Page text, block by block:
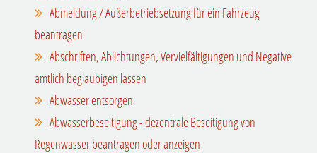
Abmeldung / Außerbetriebsetzung für ein Fahrzeug
beantragen
Abschriften, Ablichtungen, Vervielfältigungen und Negative
amtlich beglaubigen lassen
Abwasser entsorgen
Abwasserbeseitigung - dezentrale Beseitigung von
Regenwasser beantragen oder anzeigen